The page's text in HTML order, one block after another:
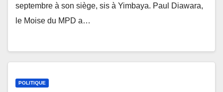
septembre à son siège, sis à Yimbaya. Paul Diawara,
le Moise du MPD a…
POLITIQUE